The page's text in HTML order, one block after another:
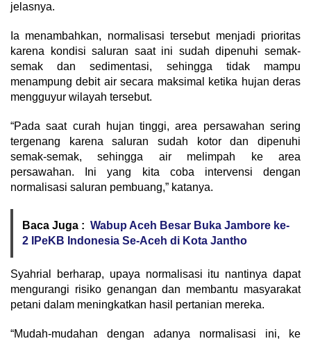
jelasnya.
Ia menambahkan, normalisasi tersebut menjadi prioritas
karena kondisi saluran saat ini sudah dipenuhi semak-
semak dan sedimentasi, sehingga tidak mampu
menampung debit air secara maksimal ketika hujan deras
mengguyur wilayah tersebut.
“Pada saat curah hujan tinggi, area persawahan sering
tergenang karena saluran sudah kotor dan dipenuhi
semak-semak, sehingga air melimpah ke area
persawahan. Ini yang kita coba intervensi dengan
normalisasi saluran pembuang,” katanya.
Baca Juga : Wabup Aceh Besar Buka Jambore ke-
2 IPeKB Indonesia Se-Aceh di Kota Jantho
Syahrial berharap, upaya normalisasi itu nantinya dapat
mengurangi risiko genangan dan membantu masyarakat
petani dalam meningkatkan hasil pertanian mereka.
“Mudah-mudahan dengan adanya normalisasi ini, ke